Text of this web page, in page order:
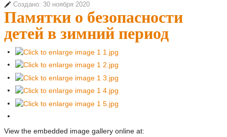
Создано: 30 ноября 2020
Памятки о безопасности
детей в зимний период
View the embedded image gallery online at: